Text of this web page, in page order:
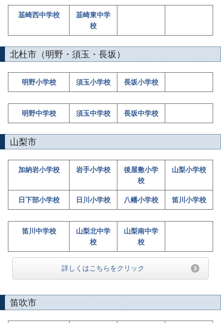
韮崎西中学校
韮崎東中学
校
北杜市（明野・須玉・長坂）
明野小学校 須玉小学校 長坂小学校
明野中学校 須玉中学校 長坂中学校
山梨市
加納岩小学校 岩手小学校
後屋敷小学
校
山梨小学校
日下部小学校 日川小学校 八幡小学校 笛川小学校
笛川中学校
山梨北中学
校
山梨南中学
校
詳しくはこちらをクリック
笛吹市